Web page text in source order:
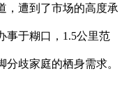
，遭到了市场的高度承
事于糊口，1.5公里范
歧家庭的栖身需求。